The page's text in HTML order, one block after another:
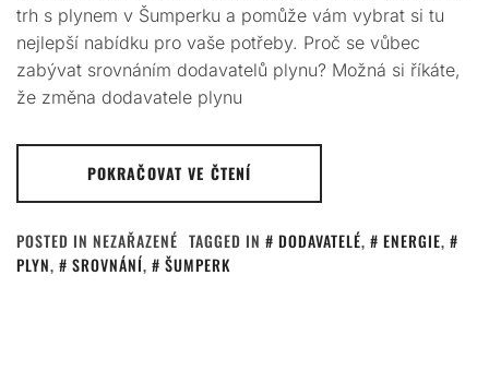
trh s plynem v Šumperku a pomůže vám vybrat si tu
nejlepší nabídku pro vaše potřeby. Proč se vůbec
zabývat srovnáním dodavatelů plynu? Možná si říkáte,
že změna dodavatele plynu
POKRAČOVAT VE ČTENÍ
POSTED IN NEZAŘAZENÉ TAGGED IN DODAVATELÉ, ENERGIE,
PLYN, SROVNÁNÍ, ŠUMPERK